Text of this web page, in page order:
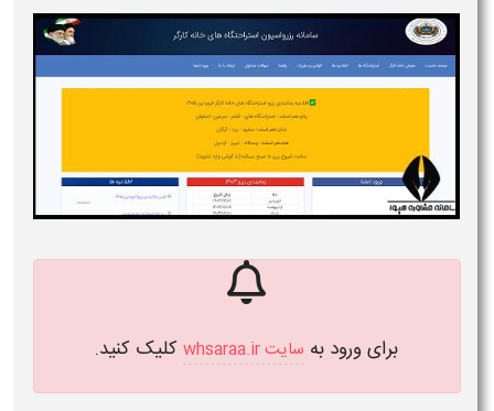
برای ورود به سایت whsaraa.ir کلیک کنید.